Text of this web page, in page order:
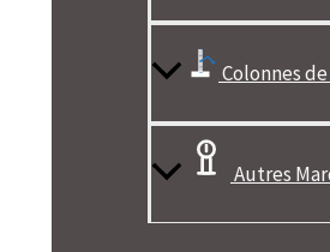
Colonnes
Autres